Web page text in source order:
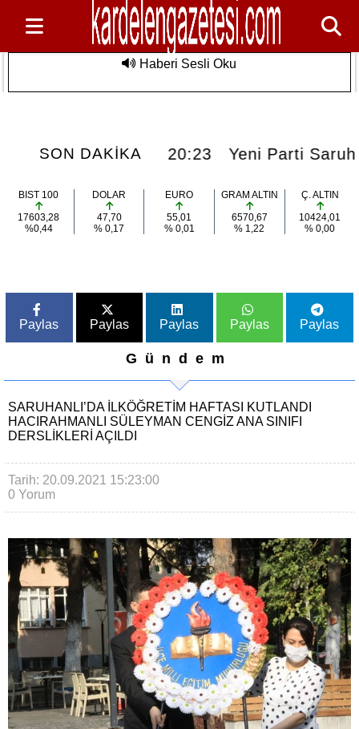
Haberi Sesli Oku
SON DAKİKA
Buluştu 20:23 Yeni Parti Saruhanlı
BIST 100
17603,28
%0,44
DOLAR
47,70
% 0,17
EURO
55,01
% 0,01
GRAM ALTIN
6570,67
% 1,22
Ç. ALTIN
10424,01
% 0,00
Paylas Paylas Paylas Paylas Paylas
Gündem
SARUHANLI’DA İLKÖĞRETIM HAFTASI KUTLANDI
HACIRAHMANLI SÜLEYMAN CENGIZ ANA SINIFI
DERSLIKLERI AÇILDI
Tarih: 20.09.2021 15:23:00
0 Yorum